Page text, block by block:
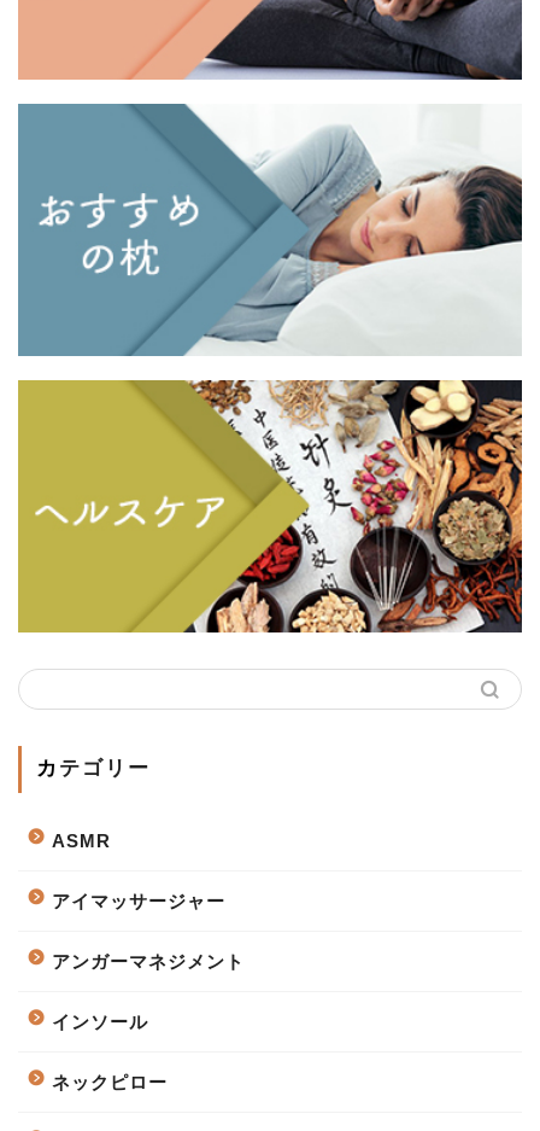
カテゴリー
ASMR
アイマッサージャー
アンガーマネジメント
インソール
ネックピロー